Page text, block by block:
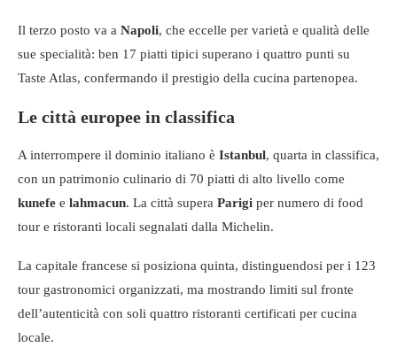
Il terzo posto va a Napoli, che eccelle per varietà e qualità delle
sue specialità: ben 17 piatti tipici superano i quattro punti su
Taste Atlas, confermando il prestigio della cucina partenopea.
Le città europee in classifica
A interrompere il dominio italiano è Istanbul, quarta in classifica,
con un patrimonio culinario di 70 piatti di alto livello come
kunefe e lahmacun. La città supera Parigi per numero di food
tour e ristoranti locali segnalati dalla Michelin.
La capitale francese si posiziona quinta, distinguendosi per i 123
tour gastronomici organizzati, ma mostrando limiti sul fronte
dell’autenticità con soli quattro ristoranti certificati per cucina
locale.